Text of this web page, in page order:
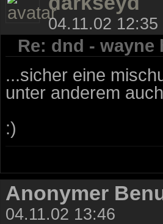
04.11.02 12:35
Re: dnd - wayne
...sicher eine
unter anderem
:)
Anonymer
04.11.02 13:46